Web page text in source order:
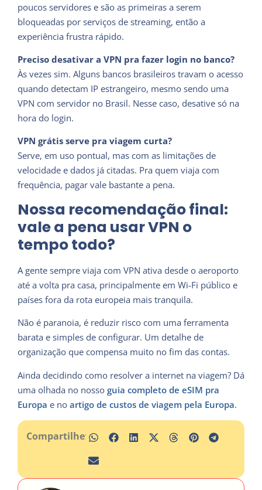
poucos servidores e são as primeiras a serem
bloqueadas por serviços de streaming, então a
experiência frustra rápido.
Preciso desativar a VPN pra fazer login no banco?
Às vezes sim. Alguns bancos brasileiros travam o acesso
quando detectam IP estrangeiro, mesmo sendo uma
VPN com servidor no Brasil. Nesse caso, desative só na
hora do login.
VPN grátis serve pra viagem curta?
Serve, em uso pontual, mas com as limitações de
velocidade e dados já citadas. Pra quem viaja com
frequência, pagar vale bastante a pena.
Nossa recomendação final:
vale a pena usar VPN o
tempo todo?
A gente sempre viaja com VPN ativa desde o aeroporto
até a volta pra casa, principalmente em Wi-Fi público e
países fora da rota europeia mais tranquila.
Não é paranoia, é reduzir risco com uma ferramenta
barata e simples de configurar. Um detalhe de
organização que compensa muito no fim das contas.
Ainda decidindo como resolver a internet na viagem? Dá
uma olhada no nosso guia completo de eSIM pra
Europa e no artigo de custos de viagem pela Europa.
Compartilhe: